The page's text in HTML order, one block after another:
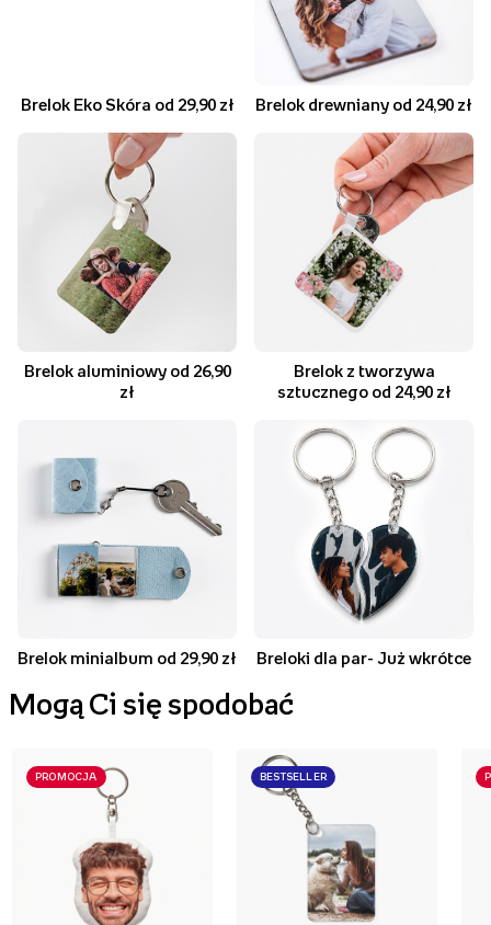
Brelok Eko Skóra od 29,90 zł Brelok drewniany od 24,90 zł
Brelok aluminiowy od 26,90
zł
Brelok z tworzywa
sztucznego od 24,90 zł
Brelok minialbum od 29,90 zł Breloki dla par- Już wkrótce
Mogą Ci się spodobać
PROMOCJA BESTSELLER